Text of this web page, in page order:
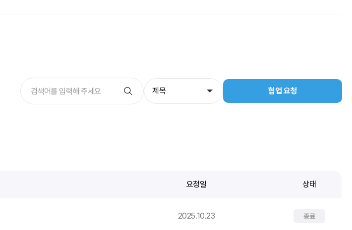
협업 요청
요청일 상태
2025.10.23 종료